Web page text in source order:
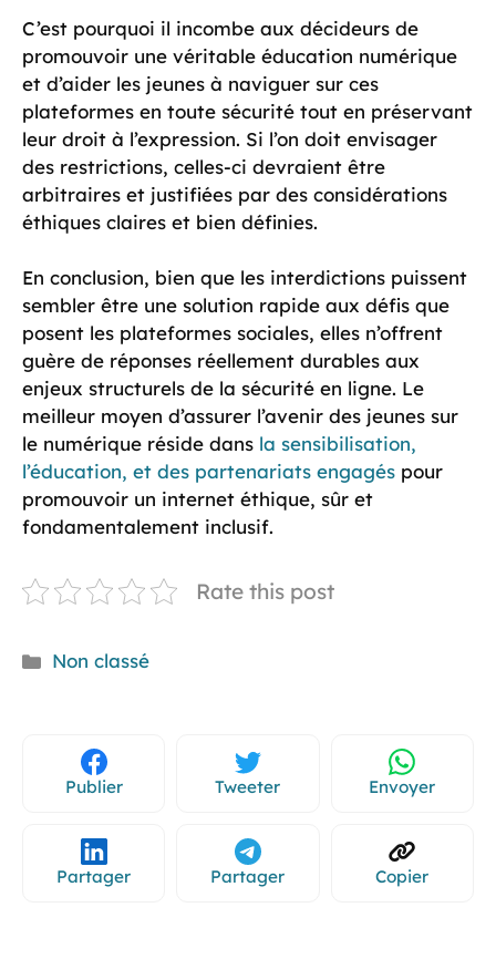
C’est pourquoi il incombe aux décideurs de
promouvoir une véritable éducation numérique
et d’aider les jeunes à naviguer sur ces
plateformes en toute sécurité tout en préservant
leur droit à l’expression. Si l’on doit envisager
des restrictions, celles-ci devraient être
arbitraires et justifiées par des considérations
éthiques claires et bien définies.
En conclusion, bien que les interdictions puissent
sembler être une solution rapide aux défis que
posent les plateformes sociales, elles n’offrent
guère de réponses réellement durables aux
enjeux structurels de la sécurité en ligne. Le
meilleur moyen d’assurer l’avenir des jeunes sur
le numérique réside dans la sensibilisation,
l’éducation, et des partenariats engagés pour
promouvoir un internet éthique, sûr et
fondamentalement inclusif.
Rate this post
Catégories
Non classé
Publier Tweeter Envoyer
Partager Partager Copier